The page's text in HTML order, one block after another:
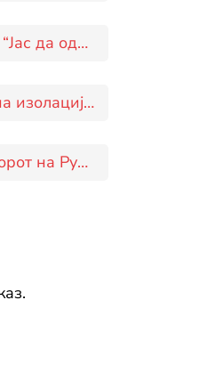
Маргарита Симониан: “Јас да одлучував, одговорот ќе го добиевте уште ‘вчера'”
Русија започна целосна изолација на Украина од Црното Море
Коментар од Амбасадорот на Русија во Македонија Дмитриј Зиков за руската новинска агенција ТАСС во врска со пристапувањето на Скопје кон „коалицијата на волонтерите“